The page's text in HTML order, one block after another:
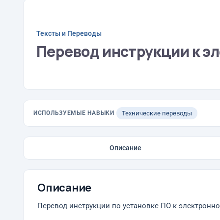
Тексты и Переводы
Перевод инструкции к
ИСПОЛЬЗУЕМЫЕ НАВЫКИ Технические переводы
Описание
Описание
Перевод инструкции по установке ПО к